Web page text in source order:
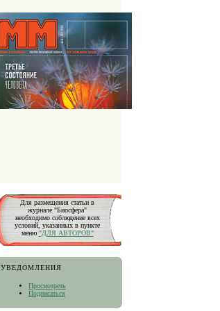
Для размещения статьи в
журнале "Биосфера"
необходимо соблюдение всех
условий, указанных в пункте
меню "ДЛЯ АВТОРОВ"
УВЕДОМЛЕНИЯ
Просмотреть
Подписаться